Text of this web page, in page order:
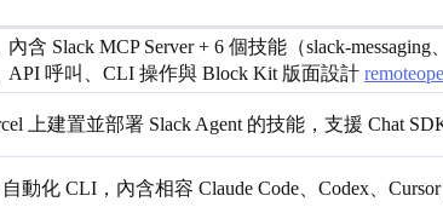
含 Slack MCP Server + 6 個技能（slack-
API 呼叫、CLI 操作與 Block Kit 版面設計
上建置並部署 Slack Agent 的技能，支援 Chat
動化 CLI，內含相容 Claude Code、Codex、